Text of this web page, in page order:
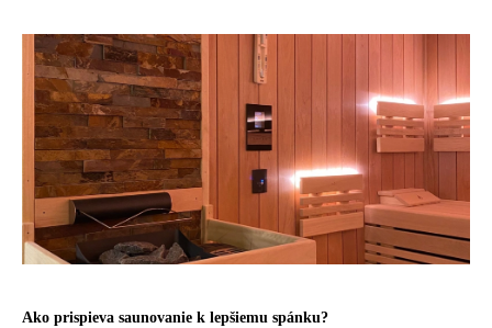
Ako prispieva saunovanie k lepšiemu spánku?
j
e
e
n
á
s
ť